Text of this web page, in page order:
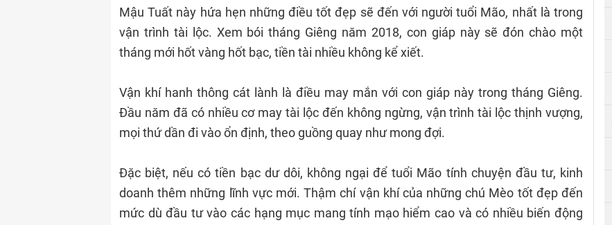
Mậu Tuất này hứa hẹn những điều tốt đẹp sẽ đến với người tuổi Mão, nhất là trong
vận trình tài lộc. Xem bói tháng Giêng năm 2018, con giáp này sẽ đón chào một
tháng mới hốt vàng hốt bạc, tiền tài nhiều không kể xiết.
Vận khí hanh thông cát lành là điều may mắn với con giáp này trong tháng Giêng.
Đầu năm đã có nhiều cơ may tài lộc đến không ngừng, vận trình tài lộc thịnh vượng,
mọi thứ dần đi vào ổn định, theo guồng quay như mong đợi.
Đặc biệt, nếu có tiền bạc dư dôi, không ngại để tuổi Mão tính chuyện đầu tư, kinh
doanh thêm những lĩnh vực mới. Thậm chí vận khí của những chú Mèo tốt đẹp đến
mức dù đầu tư vào các hạng mục mang tính mạo hiểm cao và có nhiều biến động